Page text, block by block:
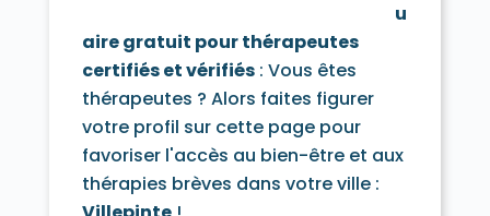
u
aire gratuit pour thérapeutes
certifiés et vérifiés: Vous êtes
thérapeutes ? Alors faites figurer
votre profil sur cette page pour
favoriser l'accès au bien-être et aux
thérapies brèves dans votre ville :